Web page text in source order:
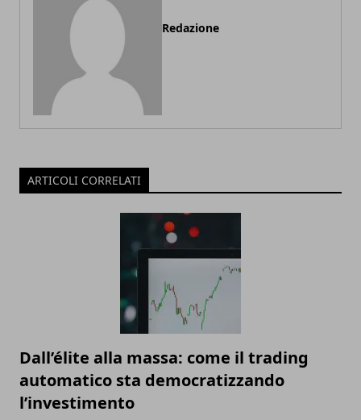
Redazione
ARTICOLI CORRELATI
Dall’élite alla massa: come il trading
automatico sta democratizzando
l’investimento